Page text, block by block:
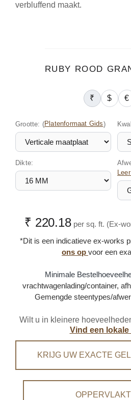
verbluffend maakt.
RUBY ROOD
₹ $ €
Grootte: (Platenformaat Gids)
Dikte:
₹ 220.18 per sq. ft. (Ex-
*Dit is een indicatieve ex-works
ons op voor een
Minimale
vrachtwagenlading/container,
Gemengde steentypes/
Wilt u in kleinere
Vind een lokale
KRIJG UW EXACTE